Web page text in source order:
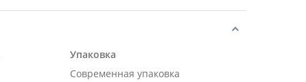
Упаковка
Современная упаковка